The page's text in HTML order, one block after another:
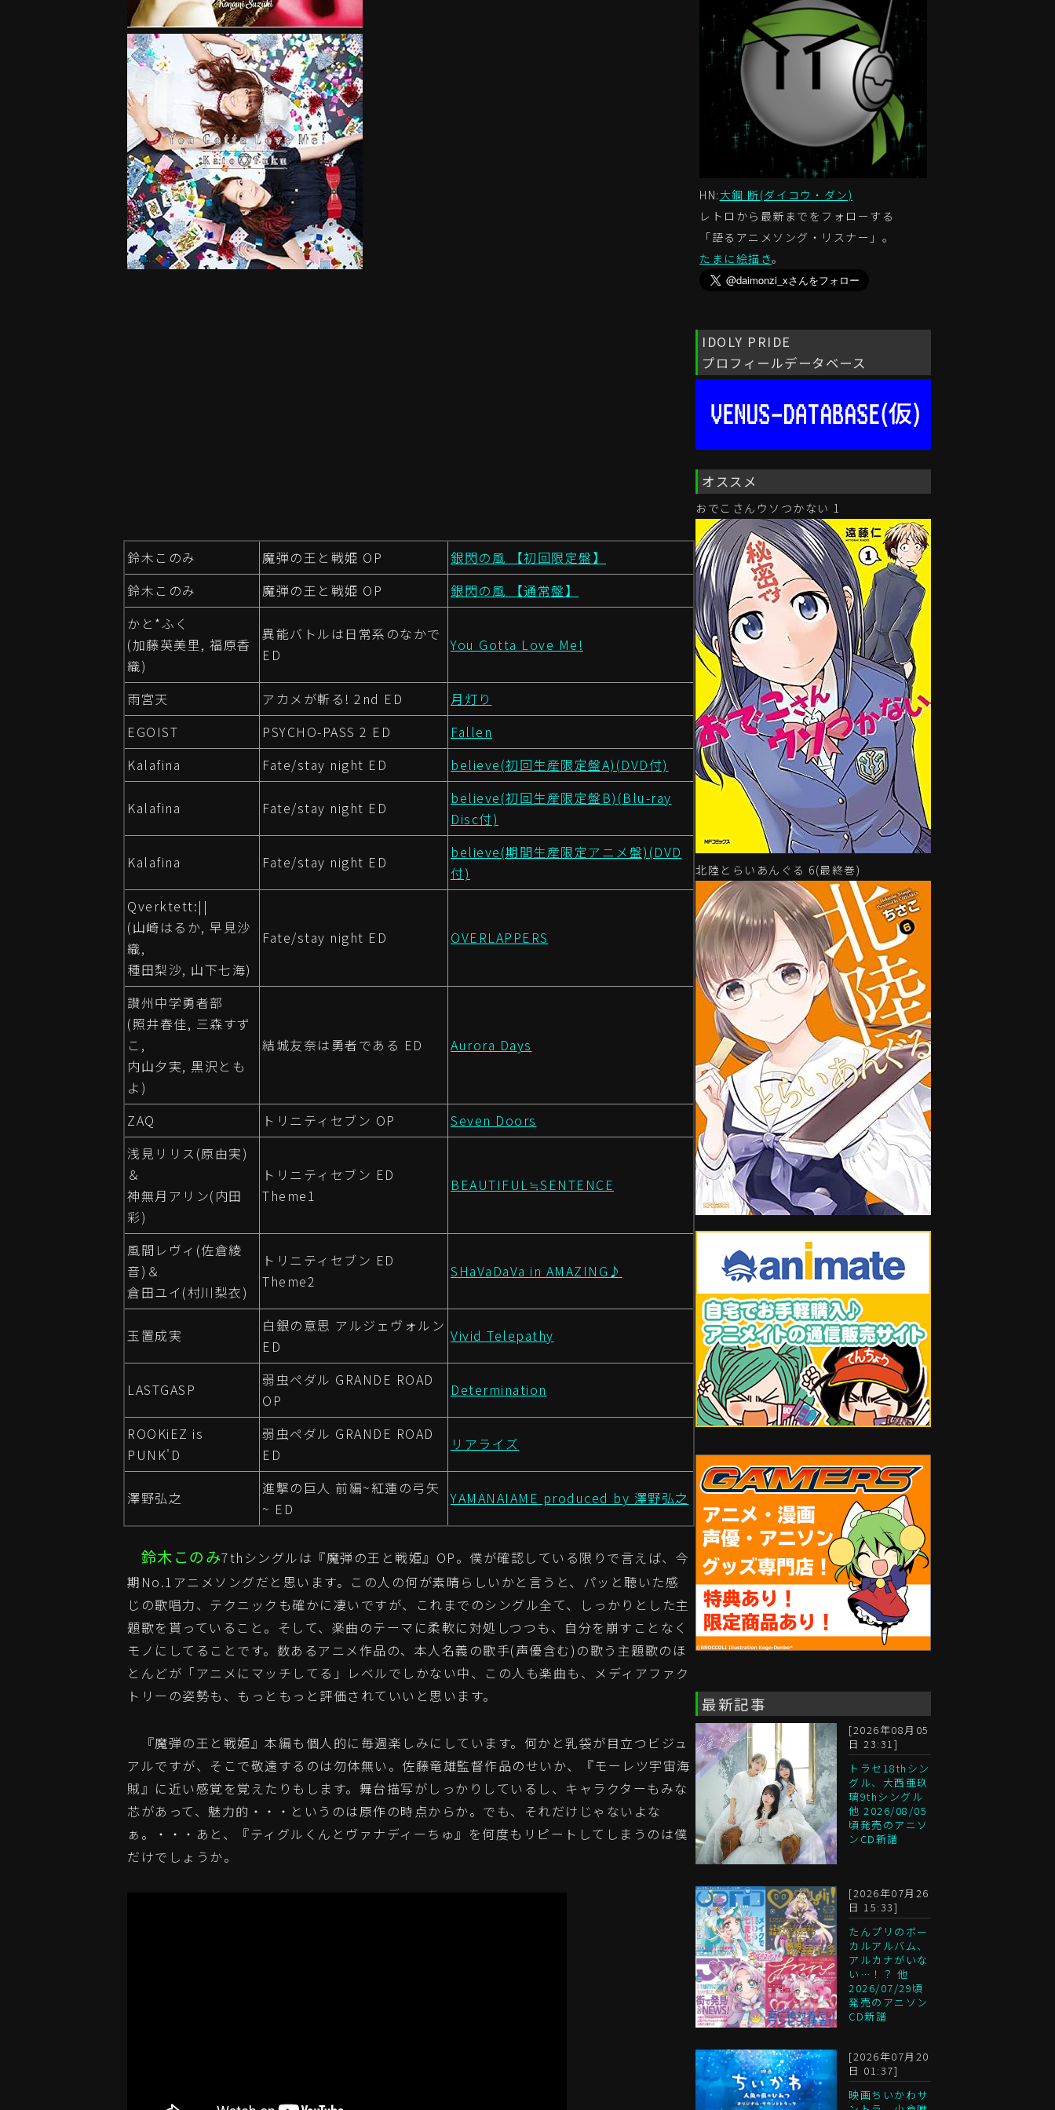
鈴木このみ 魔弾の王と戦姫 OP
銀閃の風 【初回限定盤】
鈴木このみ
魔弾の王と戦姫 OP
銀閃の風 【通常盤】
かと*ふく
(加藤英美里, 福原香
織)
異能バトルは日常系のなかで
ED
You Gotta Love Me!
雨宮天 アカメが斬る! 2nd ED
月灯り
EGOIST
PSYCHO-PASS 2 ED
Fallen
Kalafina
Fate/stay night ED believe(初回生産限定盤A)(DVD付)
Kalafina Fate/stay night ED
believe(初回生産限定盤B)(Blu-ray
Disc付)
Kalafina Fate/stay night ED
believe(期間生産限定アニメ盤)(DVD
付)
Qverktett:||
(山崎はるか, 早見沙
織,
種田梨沙, 山下七海)
Fate/stay night ED OVERLAPPERS
讃州中学勇者部
(照井春佳, 三森すず
こ,
内山夕実, 黒沢とも
よ)
結城友奈は勇者である ED Aurora Days
ZAQ トリニティセブン OP
Seven Doors
浅見リリス(原由実)
＆
神無月アリン(内田
彩)
トリニティセブン ED
Theme1
BEAUTIFUL≒SENTENCE
風間レヴィ(佐倉綾
音)＆
倉田ユイ(村川梨衣)
トリニティセブン ED
Theme2
SHaVaDaVa in AMAZING♪
玉置成実
白銀の意思 アルジェヴォルン
ED
Vivid Telepathy
LASTGASP
弱虫ペダル GRANDE ROAD
OP
Determination
ROOKiEZ is
PUNK'D
弱虫ペダル GRANDE ROAD
ED
リアライズ
澤野弘之
進撃の巨人 前編~紅蓮の弓矢
~ ED
YAMANAIAME produced by 澤野弘之
鈴木このみ7thシングルは『魔弾の王と戦姫』OP。僕が確認している限りで言えば、今
期No.1アニメソングだと思います。この人の何が素晴らしいかと言うと、パッと聴いた感
じの歌唱力、テクニックも確かに凄いですが、これまでのシングル全て、しっかりとした主
題歌を貰っていること。そして、楽曲のテーマに柔軟に対処しつつも、自分を崩すことなく
モノにしてることです。数あるアニメ作品の、本人名義の歌手(声優含む)の歌う主題歌のほ
とんどが「アニメにマッチしてる」レベルでしかない中、この人も楽曲も、メディアファク
トリーの姿勢も、もっともっと評価されていいと思います。
『魔弾の王と戦姫』本編も個人的に毎週楽しみにしています。何かと乳袋が目立つビジュ
アルですが、そこで敬遠するのは勿体無い。佐藤竜雄監督作品のせいか、『モーレツ宇宙海
賊』に近い感覚を覚えたりもします。舞台描写がしっかりしているし、キャラクターもみな
芯があって、魅力的・・・というのは原作の時点からか。でも、それだけじゃないよな
ぁ。・・・あと、『ティグルくんとヴァナディーちゅ』を何度もリピートしてしまうのは僕
だけでしょうか。
HN: 大鋼 断(ダイコウ・ダン)
レトロから最新までをフォローする
「語るアニメソング・リスナー」。
たまに絵描き。
IDOLY PRIDE
プロフィールデータベース
オススメ
おでこさんウソつかない 1
北陸とらいあんぐる 6(最終巻)
最新記事
[2026年08月05
日 23:31]
トラセ18thシン
グル、大西亜玖
璃9thシングル
他 2026/08/05
頃発売のアニソ
ンCD新譜
[2026年07月26
日 15:33]
たんプリのボー
カルアルバム、
アルカナがいな
い…！？ 他
2026/07/29頃
発売のアニソン
CD新譜
[2026年07月20
日 01:37]
映画ちいかわサ